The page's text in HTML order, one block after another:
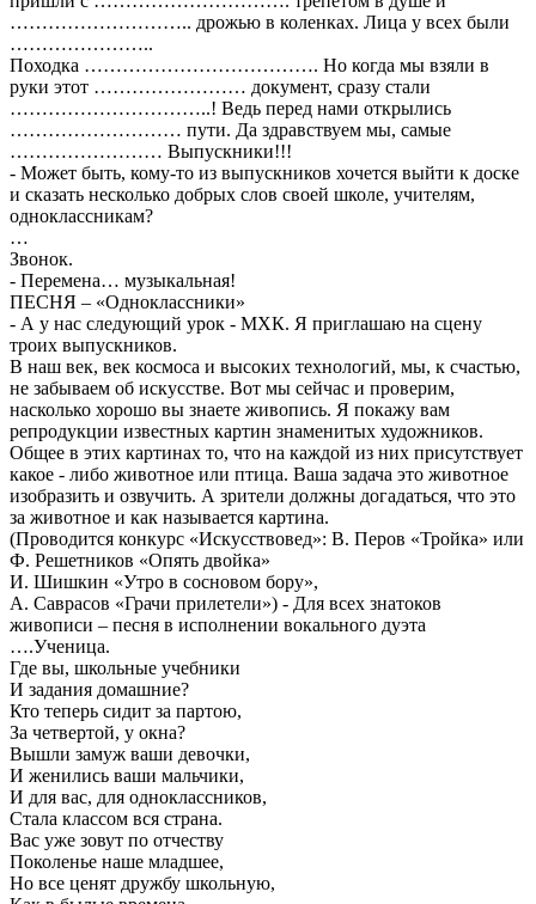
……………………….. дрожью в коленках. Лица у всех были
…………………..
Походка ………………………………. Но когда мы взяли в
руки этот …………………… документ, сразу стали
…………………………..! Ведь перед нами открылись
……………………… пути. Да здравствуем мы, самые
…………………… Выпускники!!!
- Может быть, кому-то из выпускников хочется выйти к доске
и сказать несколько добрых слов своей школе, учителям,
одноклассникам?
…
Звонок.
- Перемена… музыкальная!
ПЕСНЯ – «Одноклассники»
- А у нас следующий урок - МХК. Я приглашаю на сцену
троих выпускников.
В наш век, век космоса и высоких технологий, мы, к счастью,
не забываем об искусстве. Вот мы сейчас и проверим,
насколько хорошо вы знаете живопись. Я покажу вам
репродукции известных картин знаменитых художников.
Общее в этих картинах то, что на каждой из них присутствует
какое - либо животное или птица. Ваша задача это животное
изобразить и озвучить. А зрители должны догадаться, что это
за животное и как называется картина.
(Проводится конкурс «Искусствовед»: В. Перов «Тройка» или
Ф. Решетников «Опять двойка»
И. Шишкин «Утро в сосновом бору»,
А. Саврасов «Грачи прилетели») - Для всех знатоков
живописи – песня в исполнении вокального дуэта
….Ученица.
Где вы, школьные учебники
И задания домашние?
Кто теперь сидит за партою,
За четвертой, у окна?
Вышли замуж ваши девочки,
И женились ваши мальчики,
И для вас, для одноклассников,
Стала классом вся страна.
Вас уже зовут по отчеству
Поколенье наше младшее,
Но все ценят дружбу школьную,